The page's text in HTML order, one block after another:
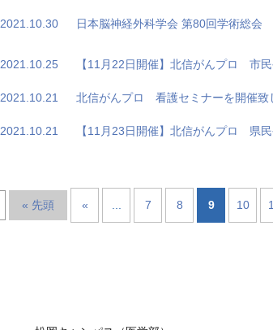
2021.10.30 日本脳神経外科学会 第80回学術総会
2021.10.25 【11月22日開催】北信がんプロ 市
2021.10.21 北信がんプロ 看護セミナーを開催致
2021.10.21 【11月23日開催】北信がんプロ 県
« 先頭 « 7 8 9 10